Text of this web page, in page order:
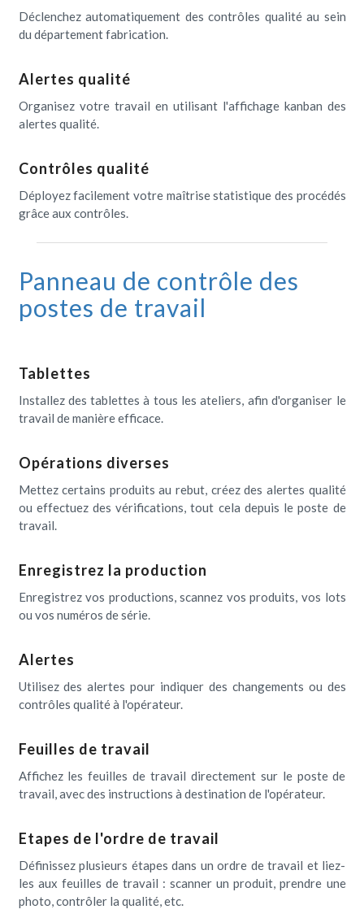
Déclenchez automatiquement des contrôles qualité au sein
du département fabrication.
Alertes qualité
Organisez votre travail en utilisant l'affichage kanban des
alertes qualité.
Contrôles qualité
Déployez facilement votre maîtrise statistique des procédés
grâce aux contrôles.
Panneau de contrôle des
postes de travail
Tablettes
Installez des tablettes à tous les ateliers, afin d'organiser le
travail de manière efficace.
Opérations diverses
Mettez certains produits au rebut, créez des alertes qualité
ou effectuez des vérifications, tout cela depuis le poste de
travail.
Enregistrez la production
Enregistrez vos productions, scannez vos produits, vos lots
ou vos numéros de série.
Alertes
Utilisez des alertes pour indiquer des changements ou des
contrôles qualité à l'opérateur.
Feuilles de travail
Affichez les feuilles de travail directement sur le poste de
travail, avec des instructions à destination de l'opérateur.
Etapes de l'ordre de travail
Définissez plusieurs étapes dans un ordre de travail et liez-
les aux feuilles de travail : scanner un produit, prendre une
photo, contrôler la qualité, etc.